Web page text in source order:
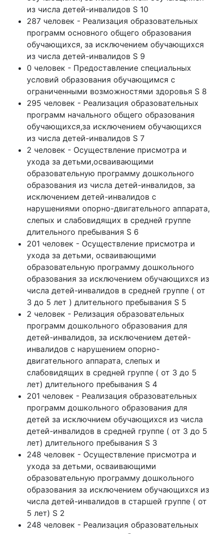
из числа детей-инвалидов S 10
287 человек - Реализация образовательных
программ основного общего образования
обучающихся, за исключением обучающихся
из числа детей-инвалидов S 9
0 человек - Предоставление специальных
условий образования обучающимся с
ограниченными возможностями здоровья S 8
295 человек - Реализация образовательных
программ начального общего образования
обучающихся,за исключением обучающихся
из числа детей-инвалидов S 7
2 человек - Осуществление присмотра и
ухода за детьми,осваивающими
образовательную программу дошкольного
образования из числа детей-инвалидов, за
исключением детей-инвалидов с
нарушениями опорно-двигательного аппарата,
слепых и слабовидящих в средней группе
длительного пребывания S 6
201 человек - Осуществление присмотра и
ухода за детьми, осваивающими
образовательную программу дошкольного
образования за исключением обучающихся из
числа детей-инвалидов в средней группе ( от
3 до 5 лет ) длительного пребывания S 5
2 человек - Релизация образовательных
программ дошкольного образования для
детей-инвалидов, за исключением детей-
инвалидов с нарушением опорно-
двигательного аппарата, слепых и
слабовидящих в средней группе ( от 3 до 5
лет) длительного пребывания S 4
201 человек - Реализация образовательных
программ дошкольного образования для
детей за исключнием обучающихся из числа
детей-инвалидов в средней группе ( от 3 до 5
лет) длительного пребывания S 3
248 человек - Осуществление присмотра и
ухода за детьми, осваивающими
образовательную программу дошкольного
образования за исключением обучающихся из
числа детей-инвалидов в старшей группе ( от
5 лет) S 2
248 человек - Реализация образовательных